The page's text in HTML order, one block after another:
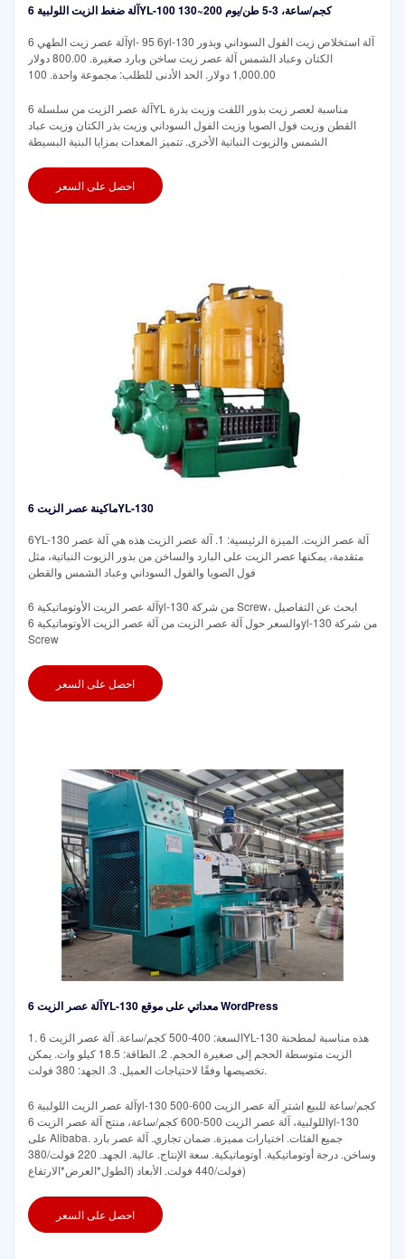
آلة ضغط الزيت اللولبية 6YL-100 130~200 كجم/ساعة، 3-5 طن/يوم
آلة عصر زيت الطهي 6yl- 95 6yl-130 آلة استخلاص زيت الفول السوداني وبذور
الكتان وعباد الشمس آلة عصر زيت ساخن وبارد صغيرة. 800.00 دولار
1,000.00 دولار. الحد الأدنى للطلب: مجموعة واحدة. 100
آلة عصر الزيت من سلسلة 6YL مناسبة لعصر زيت بذور اللفت وزيت بذرة
القطن وزيت فول الصويا وزيت الفول السوداني وزيت بذر الكتان وزيت عباد
الشمس والزيوت النباتية الأخرى. تتميز المعدات بمزايا البنية البسيطة
احصل على السعر
ماكينة عصر الزيت 6YL-130
6YL-130 آلة عصر الزيت. الميزة الرئيسية: 1. آلة عصر الزيت هذه هي آلة عصر
متقدمة، يمكنها عصر الزيت على البارد والساخن من بذور الزيوت النباتية، مثل
فول الصويا والفول السوداني وعباد الشمس والقطن
آلة عصر الزيت الأوتوماتيكية 6yl-130 من شركة Screw، ابحث عن التفاصيل
والسعر حول آلة عصر الزيت من آلة عصر الزيت الأوتوماتيكية 6yl-130 من شركة
Screw
احصل على السعر
آلة عصر الزيت 6YL-130 معداتي على موقع WordPress
1. السعة: 400-500 كجم/ساعة. آلة عصر الزيت 6YL-130 هذه مناسبة لمطحنة
الزيت متوسطة الحجم إلى صغيرة الحجم. 2. الطاقة: 18.5 كيلو وات. يمكن
تخصيصها وفقًا لاحتياجات العميل. 3. الجهد: 380 فولت.
آلة عصر الزيت اللولبية 6yl-130 500-600 كجم/ساعة للبيع اشترِ آلة عصر الزيت
اللولبية، آلة عصر الزيت 500-600 كجم/ساعة، منتج آلة عصر الزيت 6yl-130
على Alibaba. جميع الفئات. اختيارات مميزة. ضمان تجاري. آلة عصر بارد
وساخن. درجة أوتوماتيكية. أوتوماتيكية. سعة الإنتاج. عالية. الجهد. 220 فولت/380
فولت/440 فولت. الأبعاد (الطول*العرض*الارتفاع)
احصل على السعر